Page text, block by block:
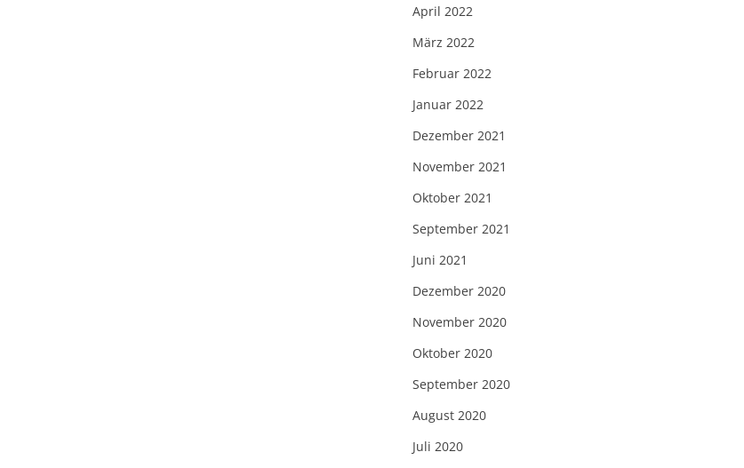
April 2022
März 2022
Februar 2022
Januar 2022
Dezember 2021
November 2021
Oktober 2021
September 2021
Juni 2021
Dezember 2020
November 2020
Oktober 2020
September 2020
August 2020
Juli 2020